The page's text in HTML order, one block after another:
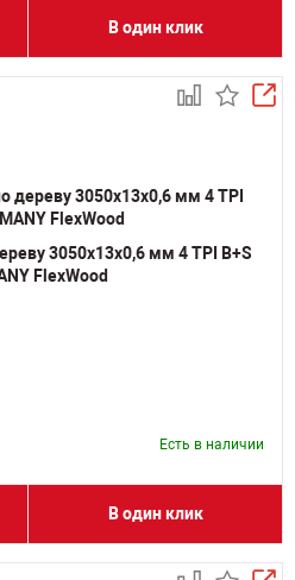
В один клик
3050х13х0,6 мм 4 TPI B+S
FlexWood
Есть в наличии
В один клик